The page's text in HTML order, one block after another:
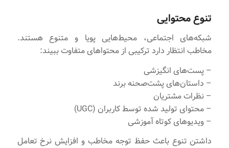
تنوع محتوایی
شبکه‌های اجتماعی، محیط‌هایی پویا و متنوع هستند.
مخاطب انتظار دارد ترکیبی از محتواهای متفاوت ببیند:
– پست‌های انگیزشی
– داستان‌های پشت‌صحنه برند
– نظرات مشتریان
– محتوای تولید شده توسط کاربران (UGC)
– ویدیوهای کوتاه آموزشی
داشتن تنوع باعث حفظ توجه مخاطب و افزایش نرخ تعامل